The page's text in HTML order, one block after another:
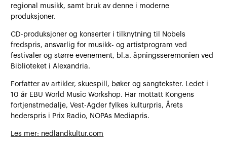
regional musikk, samt bruk av denne i moderne
produksjoner.
CD-produksjoner og konserter i tilknytning til Nobels
fredspris, ansvarlig for musikk- og artistprogram ved
festivaler og større evenement, bl.a. åpningsseremonien ved
Biblioteket i Alexandria.
Forfatter av artikler, skuespill, bøker og sangtekster. Ledet i
10 år EBU World Music Workshop. Har mottatt Kongens
fortjenstmedalje, Vest-Agder fylkes kulturpris, Årets
hederspris i Prix Radio, NOPAs Mediapris.
Les mer: nedlandkultur.com